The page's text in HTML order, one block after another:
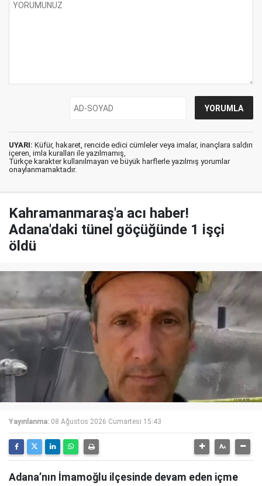
UYARI: Küfür, hakaret, rencide edici cümleler veya imalar, inançlara saldırı
içeren, imla kuralları ile yazılmamış,
Türkçe karakter kullanılmayan ve büyük harflerle yazılmış yorumlar
onaylanmamaktadır.
Kahramanmaraş'a acı haber!
Adana'daki tünel göçüğünde 1 işçi
öldü
Yayınlanma: 08 Ağustos 2026 Cumartesi 15:43
Adana’nın İmamoğlu ilçesinde devam eden içme